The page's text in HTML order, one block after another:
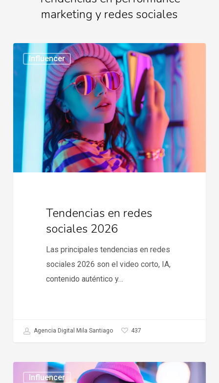
marketing y redes sociales
Influencer
Tendencias
redes
sociales
2026
Tendencias en redes
sociales 2026
Las principales tendencias en redes
sociales 2026 son el video corto, IA,
contenido auténtico y…
Agencia Digital Mila Santiago 437
Influencer
Tendencias